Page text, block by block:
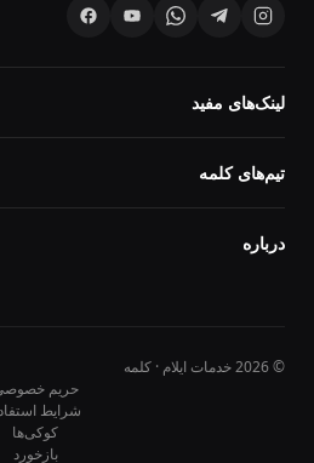
لینک‌های مفید
تیم‌های کلمه
درباره
© 2026 خدمات ایلام · کلمه
حریم
شرایط
کوکی‌ها
بازخورد
10